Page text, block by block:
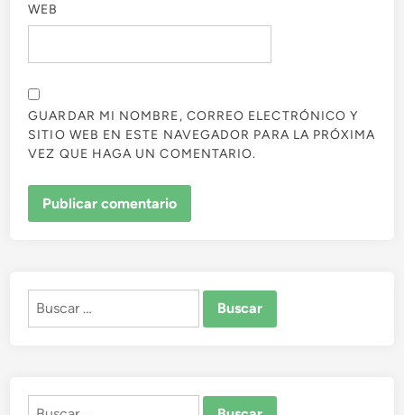
WEB
GUARDAR MI NOMBRE, CORREO ELECTRÓNICO Y
SITIO WEB EN ESTE NAVEGADOR PARA LA PRÓXIMA
VEZ QUE HAGA UN COMENTARIO.
Buscar:
Buscar: